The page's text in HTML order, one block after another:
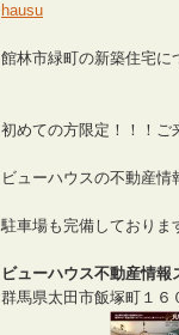
hausu
館林市緑町の新築住宅に
初めての方限定！！！ご
ビューハウスの不動産情
駐車場も完備しておりま
ビューハウス不動産情
群馬県太田市飯塚町１６